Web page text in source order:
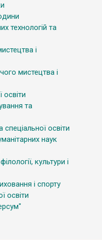
технологій та
і
мистецтва і
освіти
та
спеціальної освіти
наук
культури і
і спорту
освіти